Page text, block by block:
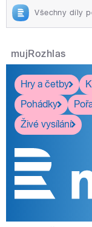
Všechny díly
mujRozhlas
Hry a četby
Pohádky
Živé vysílání